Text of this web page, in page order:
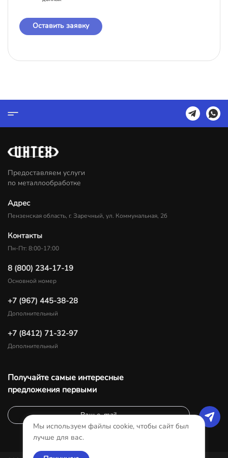
Оставить заявку
Предоставляем услуги
по металлообработке
Адрес
Пензенская область, г. Заречный, ул. Коммунальная, 2б
Контакты
Пн-Пт: 8:00-17:00
8 (800) 234-17-19
Основной номер
+7 (967) 445-38-28
Дополнительный
+7 (8412) 71-32-97
Дополнительный
Получайте самые интересные
предложения первыми
Мы используем файлы cookie, чтобы сайт был
лучше для вас.